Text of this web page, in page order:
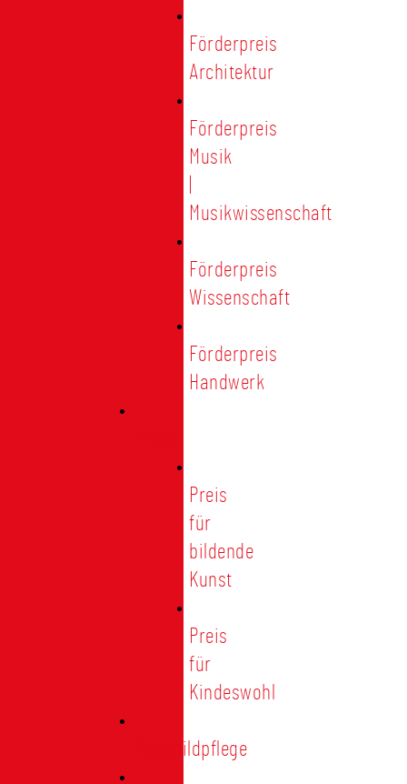
Förderpreis
Architektur
Förderpreis
Musik
Musikwissenschaft
Förderpreis
Wissenschaft
Förderpreis
Handwerk
Preis
für
bildende
Kunst
Preis
für
Kindeswohl
Stadtbildpflege